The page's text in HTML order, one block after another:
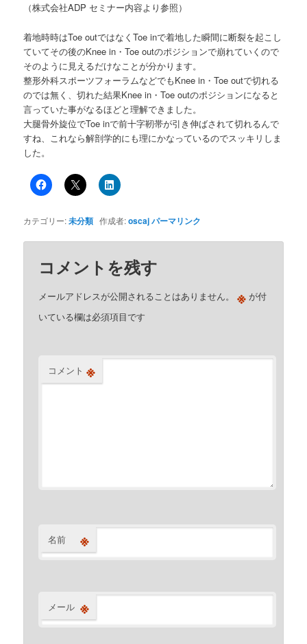
（株式会社ADP セミナー内容より参照）
着地時時はToe outではなくToe inで着地した瞬間に断裂を起こし
ていてその後のKnee in・Toe outのポジションで崩れていくので
そのように見えるだけなことが分かります。
整形外科スポーツフォーラムなどでもKnee in・Toe outで切れる
のでは無く、切れた結果Knee in・Toe outのポジションになると
言っていた事がなるほどと理解できました。
大腿骨外旋位でToe inで前十字靭帯が引き伸ばされて切れるんで
すね、これなら解剖学的にも理にかなっているのでスッキリしま
した。
カテゴリー:未分類 作成者:oscajパーマリンク
コメントを残す
メールアドレスが公開されることはありません。 ※ が付
いている欄は必須項目です
コメント ※
名前 ※
メール ※